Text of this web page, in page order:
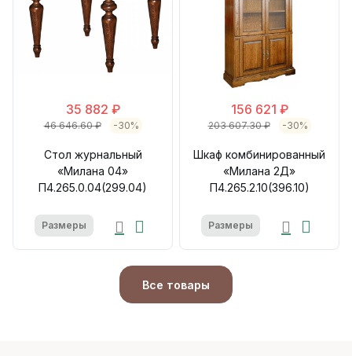
35 882 ₽
46 646.60 ₽ -30%
Стол журнальный
«Милана 04»
П4.265.0.04(299.04)
Размеры
156 621 ₽
203 607.30 ₽ -30%
Шкаф комбинированный
«Милана 2Д»
П4.265.2.10(396.10)
Размеры
Все товары